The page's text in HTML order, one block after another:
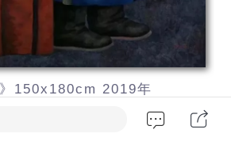
》150x180cm 2019年
奖既第十三届全国美展”金奖